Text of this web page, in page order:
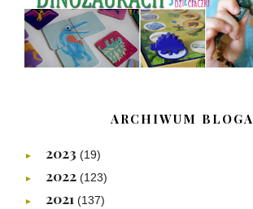
ARCHIWUM BLOGA
► 2023 (19)
► 2022 (123)
► 2021 (137)